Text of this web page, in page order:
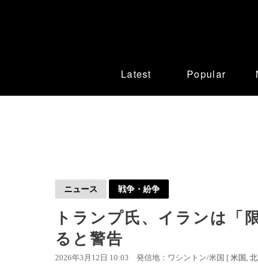
Latest Popular
ニュース 戦争・紛争
トランプ氏、イランは「
ると警告
2026年3月12日 10:03 発信地：ワシントン/米国 [ 米国